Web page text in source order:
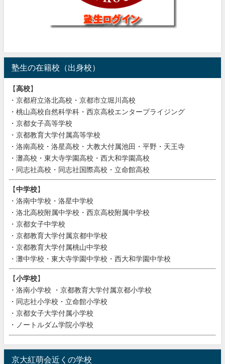
塾生の在籍校（出身校）
【高校】
・京都府立洛北高校・京都市立堀川高校
・桃山高校自然科学科・西京高校エンタープライジング
・京都女子高等学校
・京都教育大学付属高等学校
・洛南高校・洛星高校・大教大付属池田・平野・天王寺
・灘高校・東大寺学園高校・西大和学園高校
・同志社高校・同志社国際高校・立命館高校
【中学校】
・洛南中学校・洛星中学校
・洛北高校附属中学校・西京高校附属中学校
・京都女子中学校
・京都教育大学付属京都中学校
・京都教育大学付属桃山中学校
・灘中学校・東大寺学園中学校・西大和学園中学校
【小学校】
・洛南小学校 ・京都教育大学付属京都小学校
・同志社小学校・立命館小学校
・京都女子大学付属小学校
・ノートルダム学院小学校
京大紅萌会近くの学校